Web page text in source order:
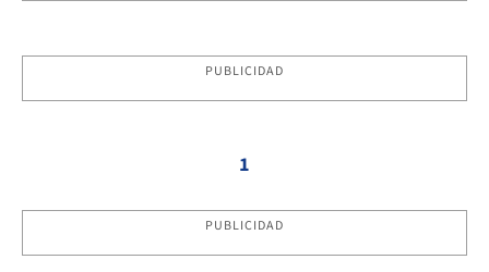
PUBLICIDAD
1
PUBLICIDAD